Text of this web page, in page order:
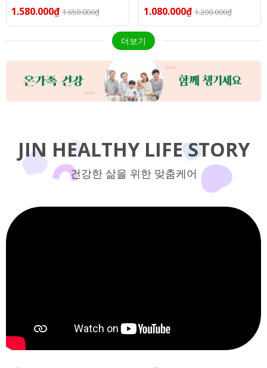
1.580.000₫ 1.650.000₫ 1.080.000₫ 1.200.000₫
더보기
JIN HEALTHY LIFE STORY
건강한 삶을 위한 맞춤케어